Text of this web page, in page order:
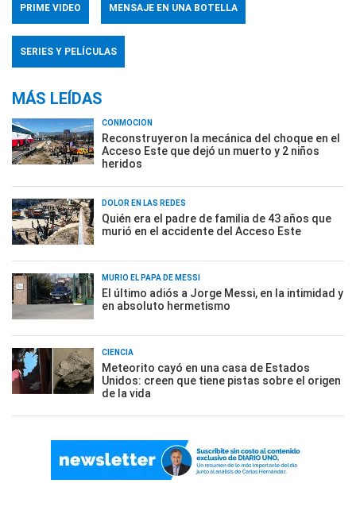
PRIME VIDEO MENSAJE EN UNA BOTELLA
SERIES Y PELÍCULAS
MÁS LEÍDAS
CONMOCIÓN
Reconstruyeron la mecánica del choque en el
Acceso Este que dejó un muerto y 2 niños
heridos
DOLOR EN LAS REDES
Quién era el padre de familia de 43 años que
murió en el accidente del Acceso Este
MURIÓ EL PAPÁ DE MESSI
El último adiós a Jorge Messi, en la intimidad y
en absoluto hermetismo
CIENCIA
Meteorito cayó en una casa de Estados
Unidos: creen que tiene pistas sobre el origen
de la vida